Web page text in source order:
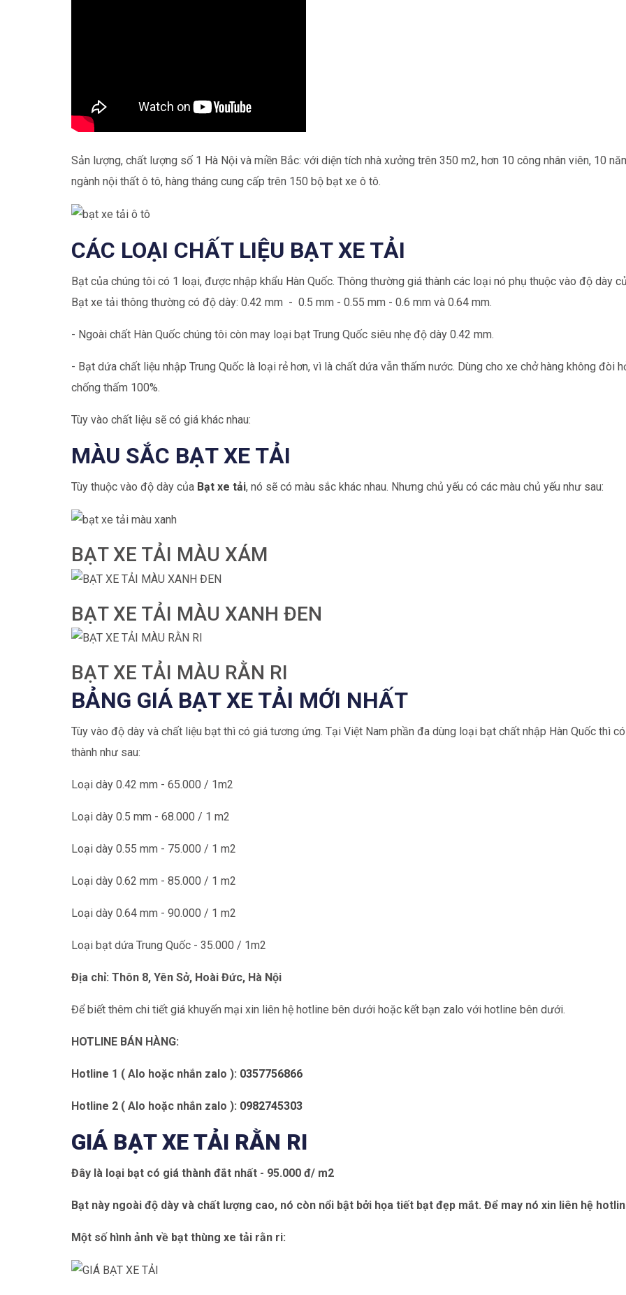
Sản lượng, chất lượng số 1 Hà Nội và miền Bắc: với diện tích nhà xưởng trên 350 m2, hơn 10 công nhân viên, 10
ngành nội thất ô tô, hàng tháng cung cấp trên 150 bộ bạt xe ô tô.
CÁC LOẠI CHẤT LIỆU BẠT XE TẢI
Bạt của chúng tôi có 1 loại, được nhập khẩu Hàn Quốc. Thông thường giá thành các loại nó phụ thuộc vào độ dày
Bạt xe tải thông thường có độ dày: 0.42 mm - 0.5 mm - 0.55 mm - 0.6 mm và 0.64 mm.
- Ngoài chất Hàn Quốc chúng tôi còn may loại bạt Trung Quốc siêu nhẹ độ dày 0.42 mm.
- Bạt dứa chất liệu nhập Trung Quốc là loại rẻ hơn, vì là chất dứa vẫn thấm nước. Dùng cho xe chở hàng không đòi
chống thấm 100%.
Tùy vào chất liệu sẽ có giá khác nhau:
MÀU SẮC BẠT XE TẢI
Tùy thuộc vào độ dày của Bạt xe tải, nó sẽ có màu sắc khác nhau. Nhưng chủ yếu có các màu chủ yếu như sau:
BẠT XE TẢI MÀU XÁM
BẠT XE TẢI MÀU XANH ĐEN
BẠT XE TẢI MÀU RẰN RI
BẢNG GIÁ BẠT XE TẢI MỚI NHẤT
Tùy vào độ dày và chất liệu bạt thì có giá tương ứng. Tại Việt Nam phần đa dùng loại bạt chất nhập Hàn Quốc thì
thành như sau:
Loại dày 0.42 mm - 65.000 / 1m2
Loại dày 0.5 mm - 68.000 / 1 m2
Loại dày 0.55 mm - 75.000 / 1 m2
Loại dày 0.62 mm - 85.000 / 1 m2
Loại dày 0.64 mm - 90.000 / 1 m2
Loại bạt dứa Trung Quốc - 35.000 / 1m2
Địa chỉ: Thôn 8, Yên Sở, Hoài Đức, Hà Nội
Để biết thêm chi tiết giá khuyến mại xin liên hệ hotline bên dưới hoặc kết bạn zalo với hotline bên dưới.
HOTLINE BÁN HÀNG:
Hotline 1 ( Alo hoặc nhắn zalo ): 0357756866
Hotline 2 ( Alo hoặc nhắn zalo ): 0982745303
GIÁ BẠT XE TẢI RẰN RI
Đây là loại bạt có giá thành đắt nhất - 95.000 đ/ m2
Bạt này ngoài độ dày và chất lượng cao, nó còn nổi bật bởi họa tiết bạt đẹp mắt. Để may nó xin liên hệ
Một số hình ảnh về bạt thùng xe tải rằn ri: